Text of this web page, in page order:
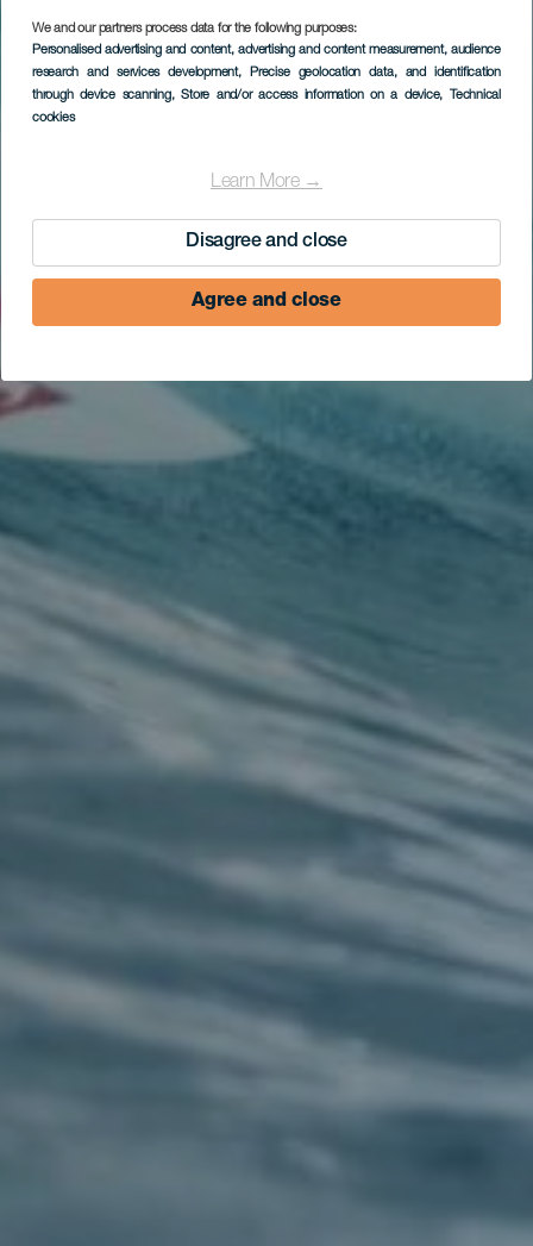
We and our partners process data for the following purposes:
Personalised advertising and content, advertising and content measurement, audience
research and services development, Precise geolocation data, and identification
through device scanning, Store and/or access information on a device, Technical
cookies
Learn More →
Disagree and close
Agree and close